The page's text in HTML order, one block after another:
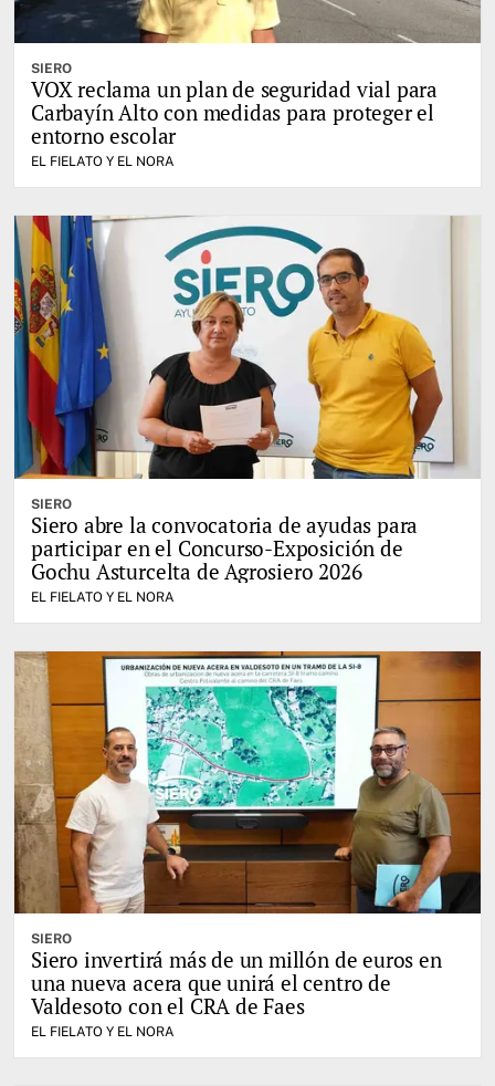
SIERO
VOX reclama un plan de seguridad vial para
Carbayín Alto con medidas para proteger el
entorno escolar
EL FIELATO Y EL NORA
SIERO
Siero abre la convocatoria de ayudas para
participar en el Concurso-Exposición de
Gochu Asturcelta de Agrosiero 2026
EL FIELATO Y EL NORA
SIERO
Siero invertirá más de un millón de euros en
una nueva acera que unirá el centro de
Valdesoto con el CRA de Faes
EL FIELATO Y EL NORA